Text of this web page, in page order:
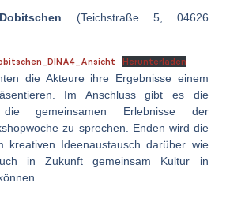
(Teichstraße 5, 04626
Herunterladen
die Akteure ihre Ergebnisse einem
Im Anschluss gibt es die
gemeinsamen Erlebnisse der
zu sprechen. Enden wird die
kreativen Ideenaustausch darüber wie
in Zukunft gemeinsam Kultur in